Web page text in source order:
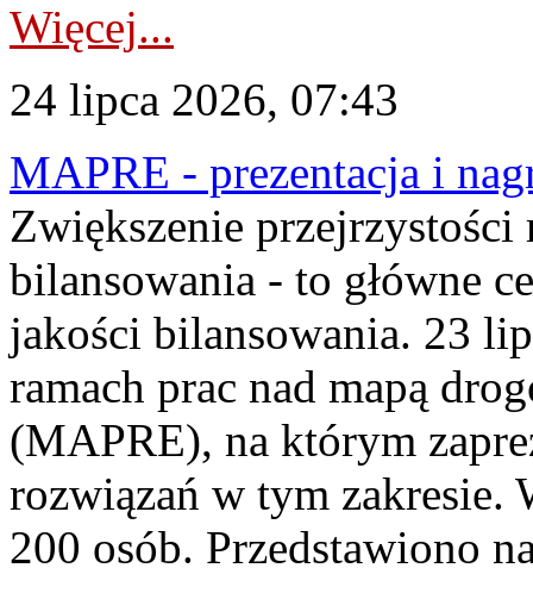
Więcej...
24 lipca 2026, 07:43
MAPRE - prezentacja i
Zwiększenie
bilansowania - to główne
jakości bilansowania. 23
ramach prac nad mapą
(MAPRE), na którym
rozwiązań w tym zakresie.
200 osób. Przedstawiono